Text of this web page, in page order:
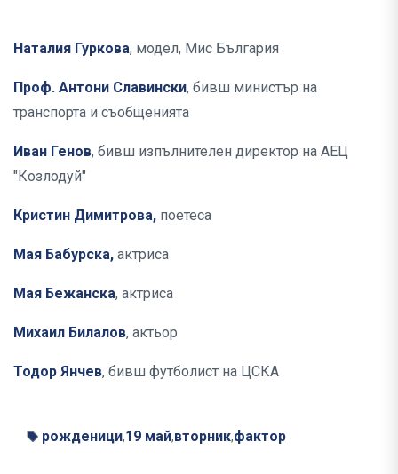
Наталия Гуркова, модел, Мис България
Проф. Антони Славински, бивш министър на
транспорта и съобщенията
Иван Генов, бивш изпълнителен директор на АЕЦ
"Козлодуй"
Кристин Димитрова, поетеса
Мая Бабурска, актриса
Мая Бежанска, актриса
Михаил Билалов, актьор
Тодор Янчев, бивш футболист на ЦСКА
рожденици,19 май,вторник,фактор